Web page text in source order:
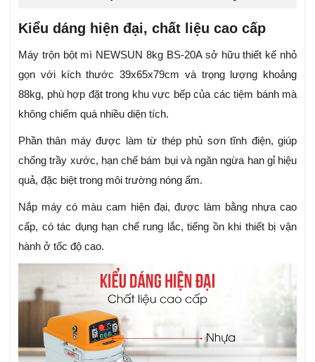
Kiểu dáng hiện đại, chất liệu cao cấp
Máy trộn bột mì NEWSUN 8kg BS-20A sở hữu thiết kế nhỏ
gọn với kích thước 39x65x79cm và trọng lượng khoảng
88kg, phù hợp đặt trong khu vực bếp của các tiệm bánh mà
không chiếm quá nhiều diện tích.
Phần thân máy được làm từ thép phủ sơn tĩnh điện, giúp
chống trầy xước, hạn chế bám bụi và ngăn ngừa han gỉ hiệu
quả, đặc biệt trong môi trường nóng ẩm.
Nắp máy có màu cam hiện đại, được làm bằng nhựa cao
cấp, có tác dụng hạn chế rung lắc, tiếng ồn khi thiết bị vận
hành ở tốc độ cao.